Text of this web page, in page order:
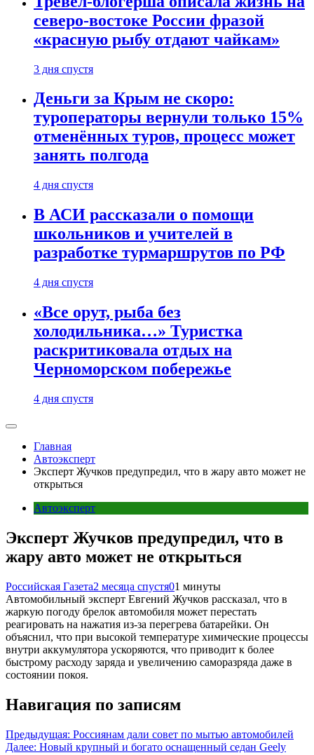
северо-востоке России фразой
«красную рыбу отдают чайкам»
3 дня спустя
Деньги за Крым не скоро:
туроператоры вернули только 15%
отменённых туров, процесс может
занять полгода
4 дня спустя
В АСИ рассказали о помощи
школьников и учителей в
разработке турмаршрутов по РФ
4 дня спустя
«Все орут, рыба без
холодильника…» Туристка
раскритиковала отдых на
Черноморском побережье
4 дня спустя
Главная
Автоэксперт
Эксперт Жучков предупредил, что в жару авто может не
открыться
Автоэксперт
Эксперт Жучков предупредил, что в
жару авто может не открыться
Российская Газета2 месяца спустя01 минуты
Автомобильный эксперт Евгений Жучков рассказал, что в
жаркую погоду брелок автомобиля может перестать
реагировать на нажатия из-за перегрева батарейки. Он
объяснил, что при высокой температуре химические процессы
внутри аккумулятора ускоряются, что приводит к более
быстрому расходу заряда и увеличению саморазряда даже в
состоянии покоя.
Навигация по записям
Предыдущая: Россиянам дали совет по мытью автомобилей
Далее: Новый крупный и богато оснащенный седан Geely